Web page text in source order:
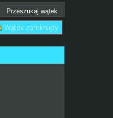
Wątek zamknięty